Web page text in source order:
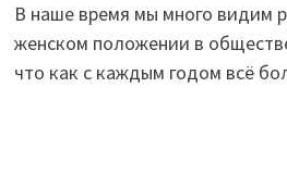
В наше время мы много видим
женском положении в
что как с каждым годом всё